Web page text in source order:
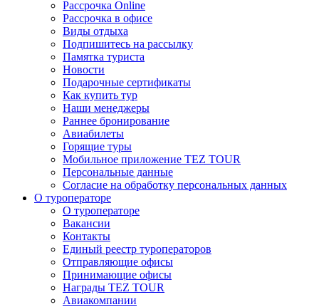
Рассрочка Online
Рассрочка в офисе
Виды отдыха
Подпишитесь на рассылку
Памятка туриста
Новости
Подарочные сертификаты
Как купить тур
Наши менеджеры
Раннее бронирование
Авиабилеты
Горящие туры
Мобильное приложение TEZ TOUR
Персональные данные
Согласие на обработку персональных данных
О туроператоре
О туроператоре
Вакансии
Контакты
Единый реестр туроператоров
Отправляющие офисы
Принимающие офисы
Награды TEZ TOUR
Авиакомпании